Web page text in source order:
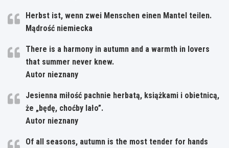
Herbst ist, wenn zwei Menschen einen Mantel teilen.
Mądrość niemiecka
There is a harmony in autumn and a warmth in lovers
that summer never knew.
Autor nieznany
Jesienna miłość pachnie herbatą, książkami i obietnicą,
że „będę, choćby lało”.
Autor nieznany
Of all seasons, autumn is the most tender for hands